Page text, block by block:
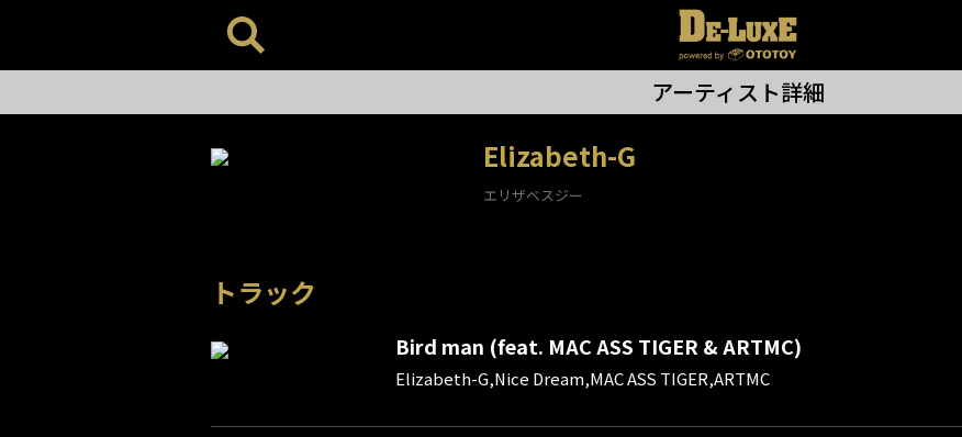
アーティスト詳細
Elizabeth-G
エリザベスジー
トラック
Bird man (feat. MAC ASS TIGER & ARTMC)
Elizabeth-G,Nice Dream,MAC ASS TIGER,ARTMC